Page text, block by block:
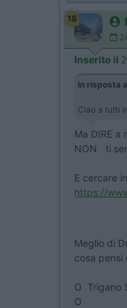
18
Inserito il
In risposta
Ciao a tutti
Ma DIRE a
NON ti
E cercare
https://
Meglio di
cosa
O Trigano
O